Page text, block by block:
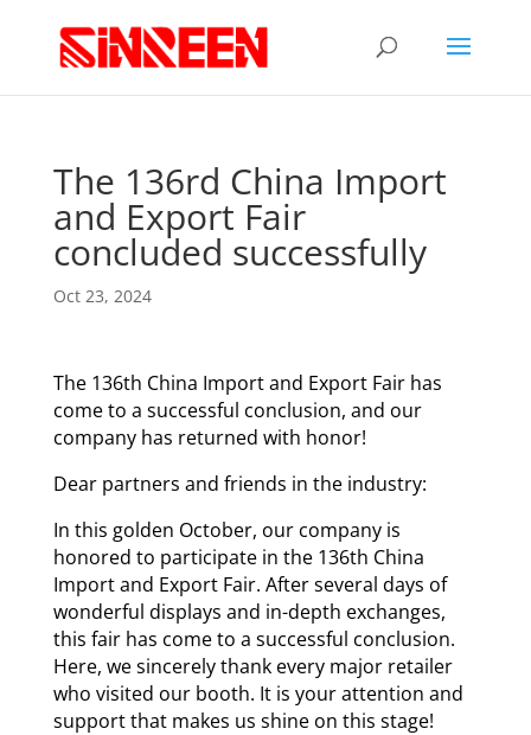
The 136rd China Import
and Export Fair
concluded successfully
Oct 23, 2024
The 136th China Import and Export Fair has
come to a successful conclusion, and our
company has returned with honor!
Dear partners and friends in the industry:
In this golden October, our company is
honored to participate in the 136th China
Import and Export Fair. After several days of
wonderful displays and in-depth exchanges,
this fair has come to a successful conclusion.
Here, we sincerely thank every major retailer
who visited our booth. It is your attention and
support that makes us shine on this stage!